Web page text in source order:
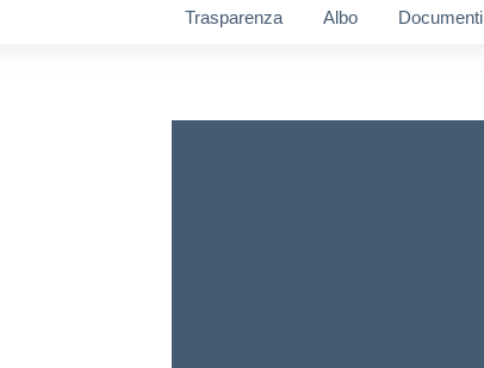
Trasparenza Albo Documenti